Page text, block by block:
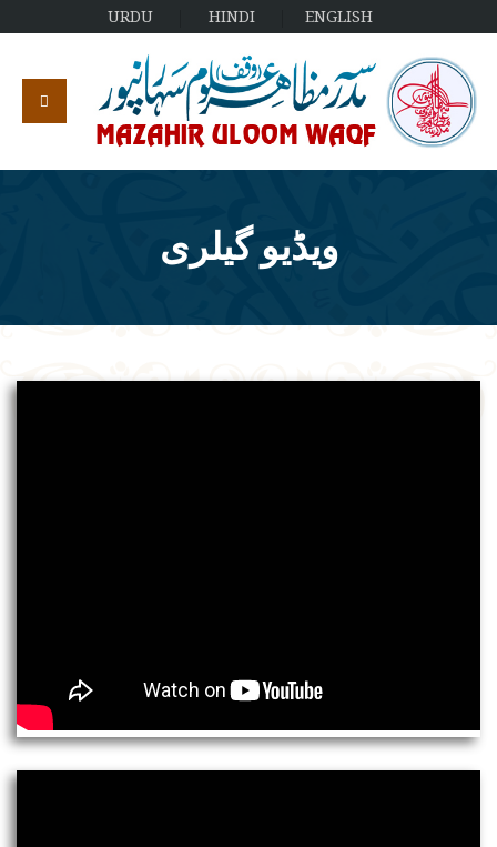
ENGLISH
HINDI
URDU
ویڈیو گیلری